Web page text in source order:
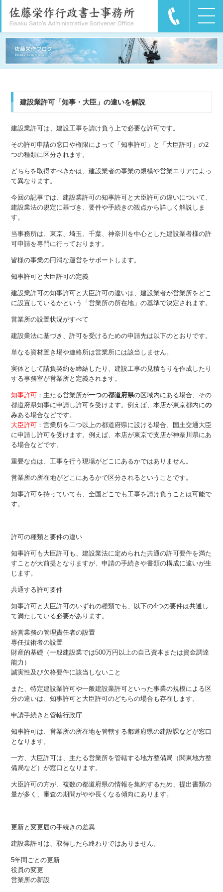
建設業許可「知事・大臣」の違いを解説
建設業許可は、建設工事を請け負う上で必要な許可です。
その許可申請の窓口や権限によって「知事許可」と「大臣許可」の2
つの種類に区分されます。
どちらを取得すべきかは、建設業者の事業の規模や営業エリアによっ
て異なります。
今回の記事では、建設業許可の知事許可と大臣許可の違いについて、
建設業法の規定に基づき、要件や手続きの観点から詳しく解説しま
す。
当事務所は、東京、埼玉、千葉、神奈川を中心とした建設業者様の許
可申請を専門に行っております。
皆様の事業の円滑な運営をサポートします。
知事許可と大臣許可の定義
建設業許可の知事許可と大臣許可の違いは、建設業者が営業所をどこ
に設置しているかという「営業所の所在地」の基準で決定されます。
営業所の設置状況がすべて
建設業法に基づき、許可を受けるための申請先は以下のとおりです。
単なる資材置き場や連絡所は営業所には該当しません。
実体として請負契約を締結したり、建設工事の見積もりを作成したり
する事務室が営業所と定義されます。
知事許可 ：主たる営業所が一つの都道府県の区域内にある場合、その
都道府県知事に申請し許可を受けます。例えば、本店が東京都内にの
みある場合などです。
大臣許可 ：営業所を二つ以上の都道府県に設ける場合、国土交通大臣
に申請し許可を受けます。例えば、本店が東京で支店が神奈川県にあ
る場合などです。
重要な点は、工事を行う現場がどこにあるかではありません。
営業所の所在地がどこにあるかで区分されるということです。
知事許可を持っていても、全国どこでも工事を請け負うことは可能で
す。
許可の種類と要件の違い
知事許可も大臣許可も、建設業法に定められた共通の許可要件を満た
すことが大前提となりますが、申請の手続きや書類の構成に違いが生
じます。
共通する許可要件
知事許可と大臣許可のいずれの種類でも、以下の4つの要件は共通し
て満たしている必要があります。
経営業務の管理責任者の設置
専任技術者の設置
財産的基礎（一般建設業では500万円以上の自己資本または資金調達
能力）
誠実性及び欠格要件に該当しないこと
また、特定建設業許可や一般建設業許可といった事業の規模による区
分の違いは、知事許可と大臣許可のどちらの場合も存在します。
申請手続きと管轄行政庁
知事許可は、営業所の所在地を管轄する都道府県の建設課などが窓口
となります。
一方、大臣許可は、主たる営業所を管轄する地方整備局（関東地方整
備局など）が窓口となります。
大臣許可の方が、複数の都道府県の情報を集約するため、提出書類の
量が多く、審査の期間がやや長くなる傾向にあります。
更新と変更届の手続きの差異
建設業許可は、取得したら終わりではありません。
5年間ごとの更新
役員の変更
営業所の新設